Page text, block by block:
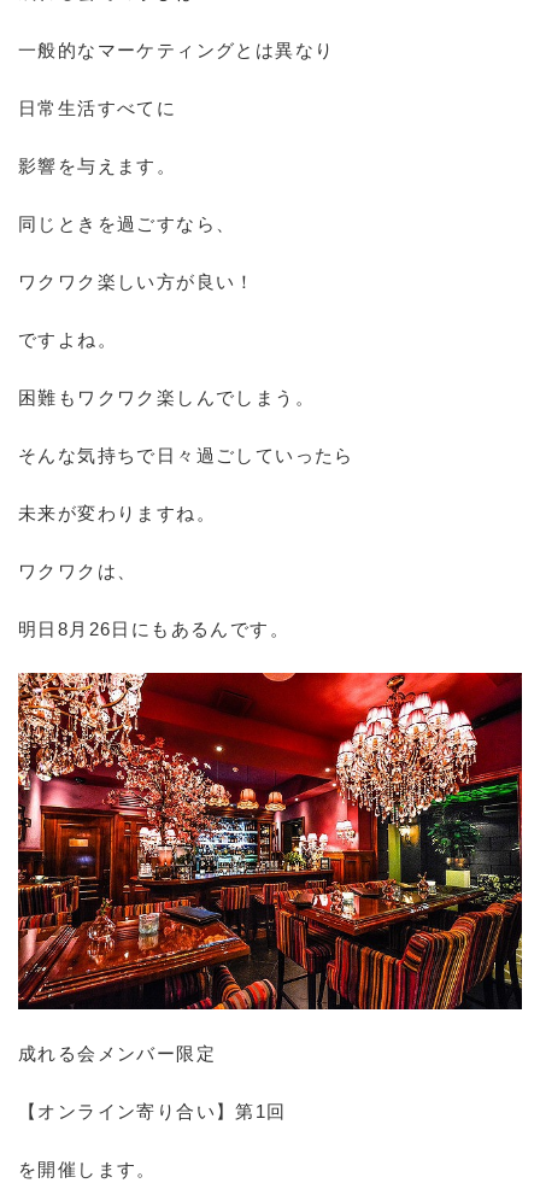
一般的なマーケティングとは異なり
日常生活すべてに
影響を与えます。
同じときを過ごすなら、
ワクワク楽しい方が良い！
ですよね。
困難もワクワク楽しんでしまう。
そんな気持ちで日々過ごしていったら
未来が変わりますね。
ワクワクは、
明日8月26日にもあるんです。
成れる会メンバー限定
【オンライン寄り合い】第1回
を開催します。